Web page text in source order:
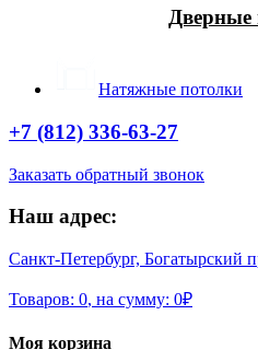
Натяжные потолки
+7 (812) 336-63-27
Заказать обратный звонок
Наш адрес:
Санкт-Петербург, Богатырский
Товаров: 0, на сумму: 0₽
Моя корзина